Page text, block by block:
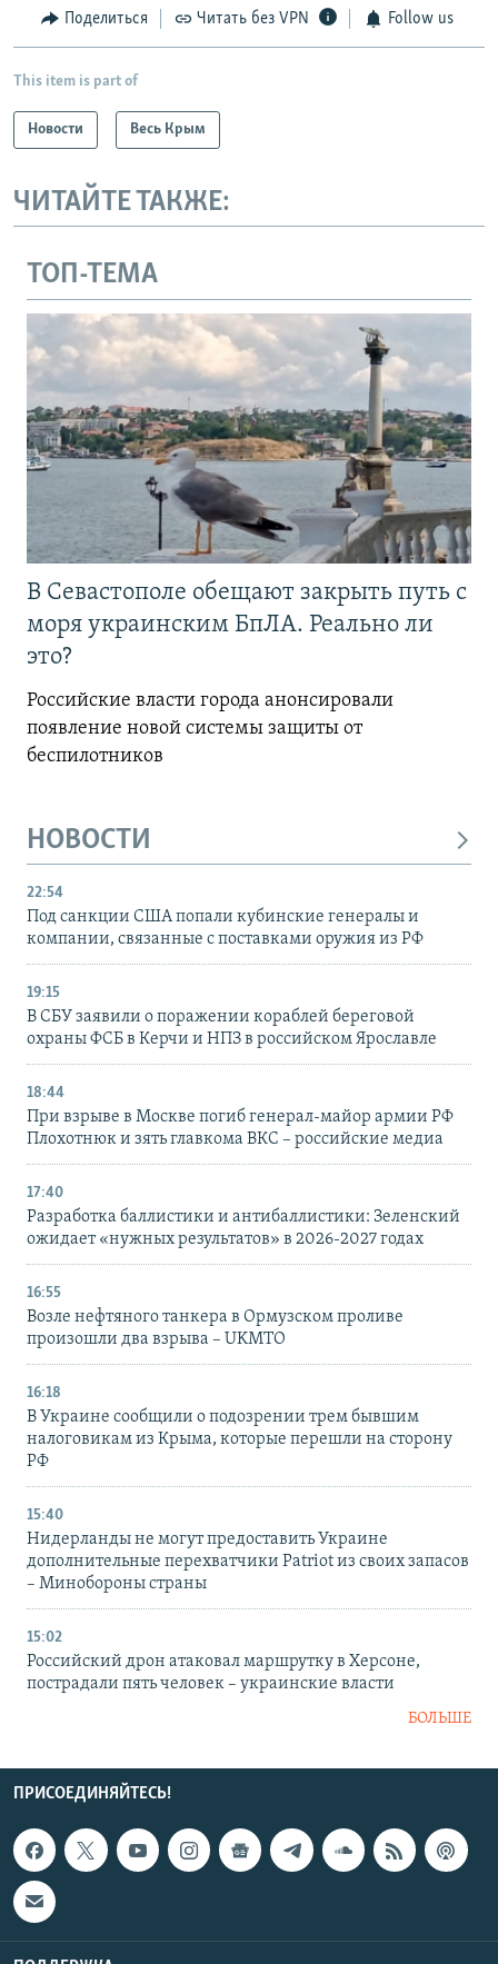
Поделиться Читать без VPN Follow us
This item is part of
Новости Весь Крым
ЧИТАЙТЕ ТАКЖЕ:
ТОП-ТЕМА
В Севастополе обещают закрыть путь с
моря украинским БпЛА. Реально ли
это?
Российские власти города анонсировали
появление новой системы защиты от
беспилотников
НОВОСТИ
22:54
Под санкции США попали кубинские генералы и
компании, связанные с поставками оружия из РФ
19:15
В СБУ заявили о поражении кораблей береговой
охраны ФСБ в Керчи и НПЗ в российском Ярославле
18:44
При взрыве в Москве погиб генерал-майор армии РФ
Плохотнюк и зять главкома ВКС – российские медиа
17:40
Разработка баллистики и антибаллистики: Зеленский
ожидает «нужных результатов» в 2026-2027 годах
16:55
Возле нефтяного танкера в Ормузском проливе
произошли два взрыва – UKMTO
16:18
В Украине сообщили о подозрении трем бывшим
налоговикам из Крыма, которые перешли на сторону
РФ
15:40
Нидерланды не могут предоставить Украине
дополнительные перехватчики Patriot из своих запасов
– Минобороны страны
15:02
Российский дрон атаковал маршрутку в Херсоне,
пострадали пять человек – украинские власти
БОЛЬШЕ
ПРИСОЕДИНЯЙТЕСЬ!